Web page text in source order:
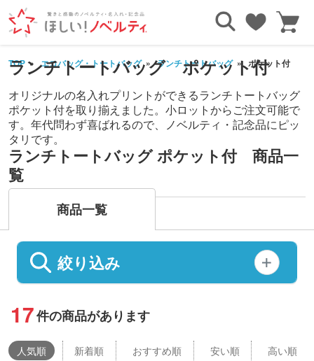
TOP エコバッグ・トートバッグ ランチトートバッグ ポケット付
ランチトートバッグ ポケット付
オリジナルの名入れプリントができるランチトートバッグ
ポケット付を取り揃えました。小ロットからご注文可能で
す。年代問わず喜ばれるので、ノベルティ・記念品にピッ
タリです。
ランチトートバッグ ポケット付 商品一
覧
商品一覧
絞り込み
17件の商品があります
人気順 新着順 おすすめ順 安い順 高い順